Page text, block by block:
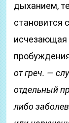
дыханием,
становится
исчезающая
от греч. —
отдельный
либо